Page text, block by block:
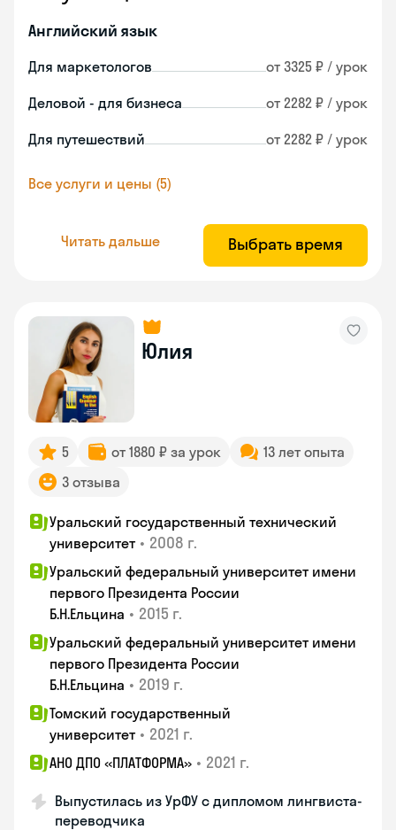
Английский язык
Для маркетологов от 3325 ₽ / урок
Деловой - для бизнеса от 2282 ₽ / урок
Для путешествий от 2282 ₽ / урок
Все услуги и цены (5)
Читать дальше Выбрать время
Юлия
5 от 1880 ₽ за урок
13 лет опыта
3 отзыва
Уральский государственный технический
университет • 2008 г.
Уральский федеральный университет имени
первого Президента России
Б.Н.Ельцина • 2015 г.
Уральский федеральный университет имени
первого Президента России
Б.Н.Ельцина • 2019 г.
Томский государственный
университет • 2021 г.
АНО ДПО «ПЛАТФОРМА» • 2021 г.
Выпустилась из УрФУ с дипломом лингвиста-
переводчика